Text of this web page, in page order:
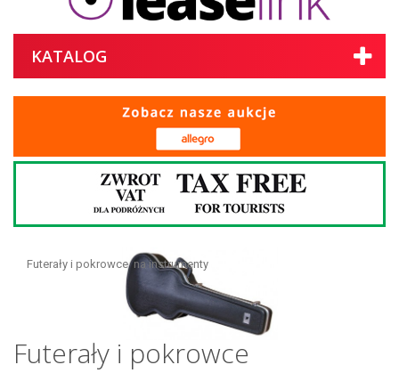
KATALOG
Futerały i pokrowce na instrumenty
Futerały i pokrowce